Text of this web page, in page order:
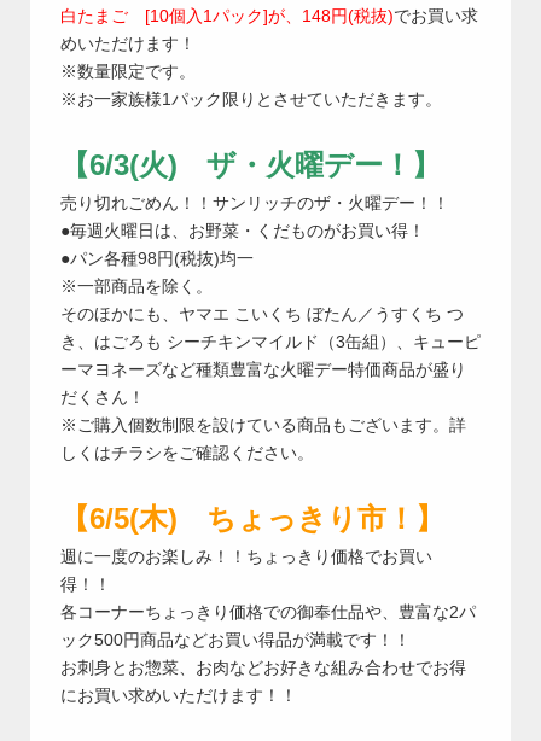
白たまご [10個入1パック]が、148円(税抜)でお買い求
めいただけます！
※数量限定です。
※お一家族様1パック限りとさせていただきます。
【6/3(火) ザ・火曜デー！】
売り切れごめん！！サンリッチのザ・火曜デー！！
●毎週火曜日は、お野菜・くだものがお買い得！
●パン各種98円(税抜)均一
※一部商品を除く。
そのほかにも、ヤマエ こいくち ぼたん／うすくち つ
き、はごろも シーチキンマイルド（3缶組）、キューピ
ーマヨネーズなど種類豊富な火曜デー特価商品が盛り
だくさん！
※ご購入個数制限を設けている商品もございます。詳
しくはチラシをご確認ください。
【6/5(木) ちょっきり市！】
週に一度のお楽しみ！！ちょっきり価格でお買い
得！！
各コーナーちょっきり価格での御奉仕品や、豊富な2パ
ック500円商品などお買い得品が満載です！！
お刺身とお惣菜、お肉などお好きな組み合わせでお得
にお買い求めいただけます！！